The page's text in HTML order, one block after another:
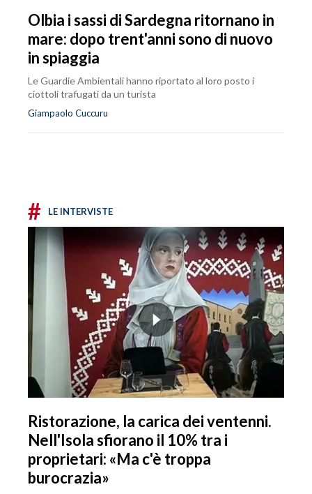
Olbia i sassi di Sardegna ritornano in
mare: dopo trent'anni sono di nuovo
in spiaggia
Le Guardie Ambientali hanno riportato al loro posto i
ciottoli trafugati da un turista
Giampaolo Cuccuru
# LE INTERVISTE
Ristorazione, la carica dei ventenni.
Nell'Isola sfiorano il 10% tra i
proprietari: «Ma c'è troppa
burocrazia»